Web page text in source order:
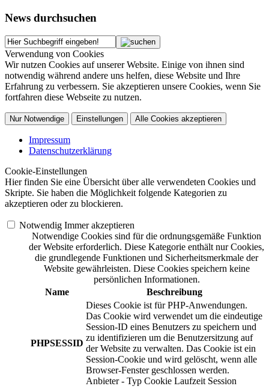
News durchsuchen
Verwendung von Cookies
Wir nutzen Cookies auf unserer Website. Einige von ihnen sind
notwendig während andere uns helfen, diese Website und Ihre
Erfahrung zu verbessern. Sie akzeptieren unsere Cookies, wenn Sie
fortfahren diese Webseite zu nutzen.
Nur Notwendige Einstellungen Alle Cookies akzeptieren
Impressum
Datenschutzerklärung
Cookie-Einstellungen
Hier finden Sie eine Übersicht über alle verwendeten Cookies und
Skripte. Sie haben die Möglichkeit folgende Kategorien zu
akzeptieren oder zu blockieren.
Notwendig Immer akzeptieren
Notwendige Cookies sind für die ordnungsgemäße Funktion
der Website erforderlich. Diese Kategorie enthält nur Cookies,
die grundlegende Funktionen und Sicherheitsmerkmale der
Website gewährleisten. Diese Cookies speichern keine
persönlichen Informationen.
Name
Beschreibung
PHPSESSID
Dieses Cookie ist für PHP-Anwendungen.
Das Cookie wird verwendet um die eindeutige
Session-ID eines Benutzers zu speichern und
zu identifizieren um die Benutzersitzung auf
der Website zu verwalten. Das Cookie ist ein
Session-Cookie und wird gelöscht, wenn alle
Browser-Fenster geschlossen werden.
Anbieter - Typ Cookie Laufzeit Session